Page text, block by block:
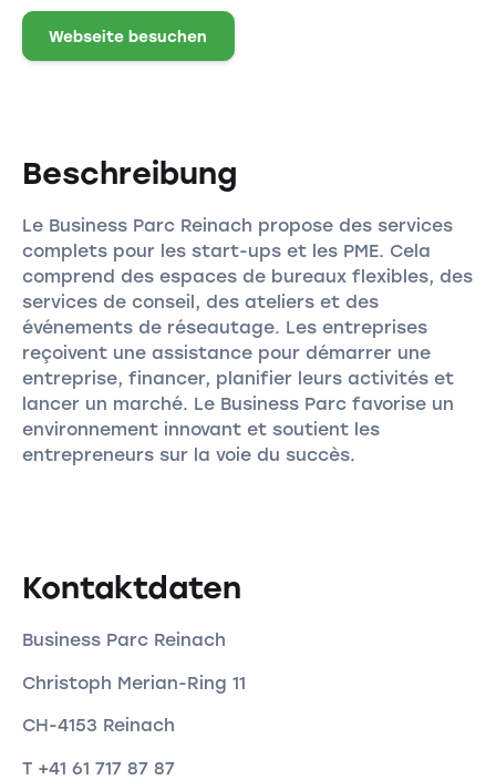
Webseite besuchen
Beschreibung
Le Business Parc Reinach propose des services
complets pour les start-ups et les PME. Cela
comprend des espaces de bureaux flexibles, des
services de conseil, des ateliers et des
événements de réseautage. Les entreprises
reçoivent une assistance pour démarrer une
entreprise, financer, planifier leurs activités et
lancer un marché. Le Business Parc favorise un
environnement innovant et soutient les
entrepreneurs sur la voie du succès.
Kontaktdaten
Business Parc Reinach
Christoph Merian-Ring 11
CH-4153 Reinach
T +41 61 717 87 87